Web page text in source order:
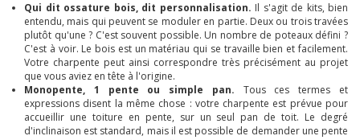
Qui dit ossature bois, dit personnalisation. Il s'agit de kits, bien
entendu, mais qui peuvent se moduler en partie. Deux ou trois travées
plutôt qu'une ? C'est souvent possible. Un nombre de poteaux défini ?
C'est à voir. Le bois est un matériau qui se travaille bien et facilement.
Votre charpente peut ainsi correspondre très précisément au projet
que vous aviez en tête à l'origine.
Monopente, 1 pente ou simple pan. Tous ces termes et
expressions disent la même chose : votre charpente est prévue pour
accueillir une toiture en pente, sur un seul pan de toit. Le degré
d'inclinaison est standard, mais il est possible de demander une pente